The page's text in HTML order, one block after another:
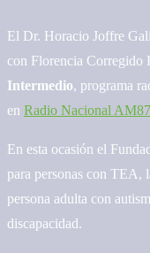
El Dr. Horacio Joffre
con Florencia Corregido
Intermedio, programa
en Radio Nacional
En esta ocasión el
para personas con TEA,
persona adulta con
discapacidad.